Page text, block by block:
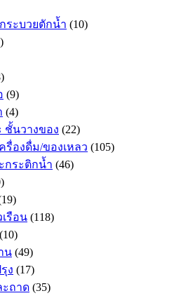
ระบวยตักน้ำ (10)
(9)
(4)
ชั้นวางของ (22)
องดื่ม/ของเหลว (105)
กระติกน้ำ (46)
รือน (118)
(10)
น (49)
ง (17)
ะถาด (35)